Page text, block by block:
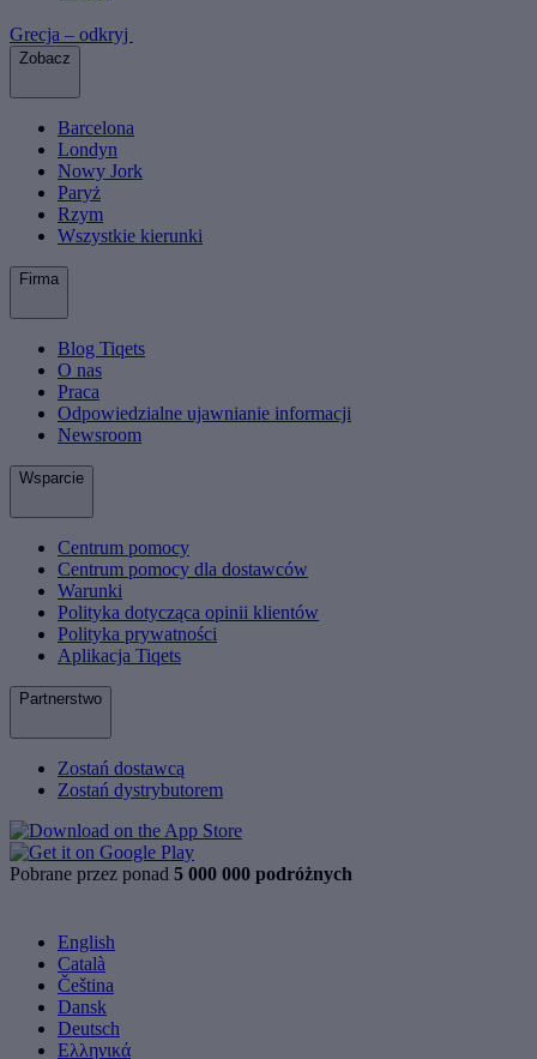
Grecja – odkryj
Zobacz
Barcelona
Londyn
Nowy Jork
Paryż
Rzym
Wszystkie kierunki
Firma
Blog Tiqets
O nas
Praca
Odpowiedzialne ujawnianie informacji
Newsroom
Wsparcie
Centrum pomocy
Centrum pomocy dla dostawców
Warunki
Polityka dotycząca opinii klientów
Polityka prywatności
Aplikacja Tiqets
Partnerstwo
Zostań dostawcą
Zostań dystrybutorem
Pobrane przez ponad 5 000 000 podróżnych
English
Català
Čeština
Dansk
Deutsch
Ελληνικά